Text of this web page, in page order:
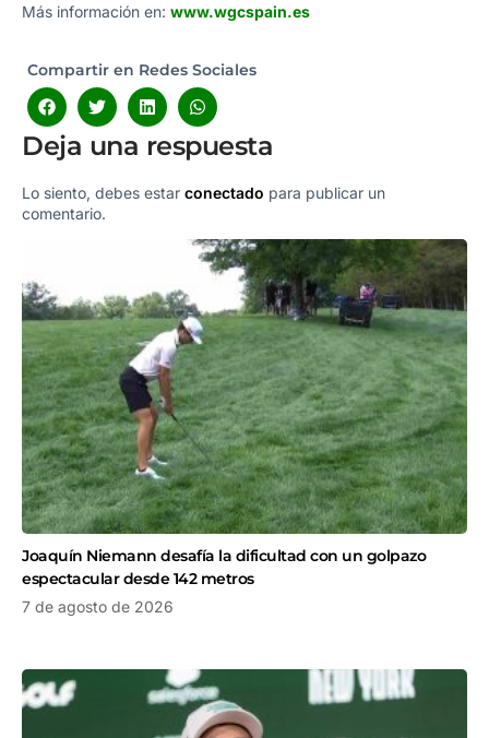
Más información en: www.wgcspain.es
Compartir en Redes Sociales
Deja una respuesta
Lo siento, debes estar conectado para publicar un
comentario.
Joaquín Niemann desafía la dificultad con un golpazo
espectacular desde 142 metros
7 de agosto de 2026